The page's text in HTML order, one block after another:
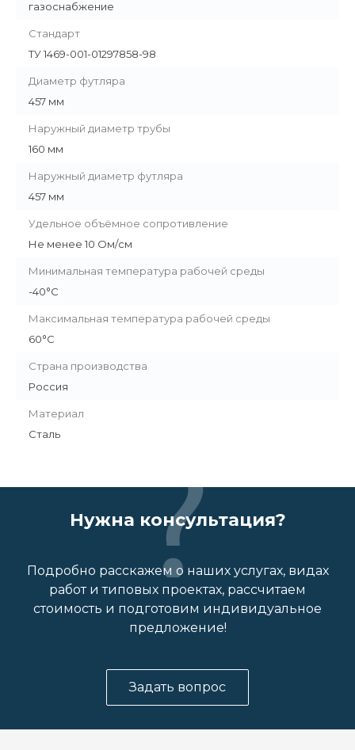
газоснабжение
Стандарт
ТУ 1469-001-01297858-98
Диаметр футляра
457 мм
Наружный диаметр трубы
160 мм
Наружный диаметр футляра
457 мм
Удельное объёмное сопротивление
Не менее 10 Ом/см
Минимальная температура рабочей среды
-40°С
Максимальная температура рабочей среды
60°С
Страна производства
Россия
Материал
Сталь
Нужна консультация?
Подробно расскажем о наших услугах, видах
работ и типовых проектах, рассчитаем
стоимость и подготовим индивидуальное
предложение!
Задать вопрос